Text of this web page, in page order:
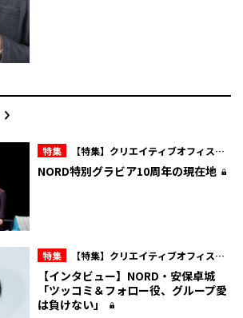
特集
【特集】クリエイティブオフィスキ
ュー所属・NORD 10周年の現在地
NORD特別グラビア――10周年の現在地――
特集
【特集】クリエイティブオフィスキ
ュー所属・NORD 10周年の現在地
【インタビュー】NORD・安保卓城
「ツッコミ＆フォロー役、グループ愛
は負けない」